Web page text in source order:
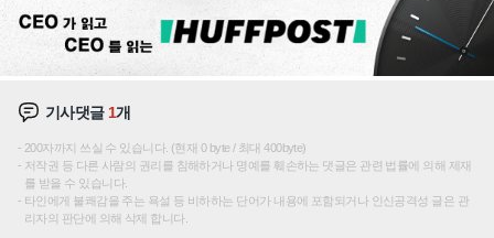
기사댓글 1개
200자까지 쓰실 수 있습니다. (현재 0 byte / 최대 400byte)
저작권 등 다른 사람의 권리를 침해하거나 명예를 훼손하는 댓글은 관련 법률에 의해 제재
를 받을 수 있습니다.
타인에게 불쾌감을 주는 욕설 등 비하하는 단어가 내용에 포함되거나 인신공격성 글은 관
리자의 판단에 의해 삭제 합니다.